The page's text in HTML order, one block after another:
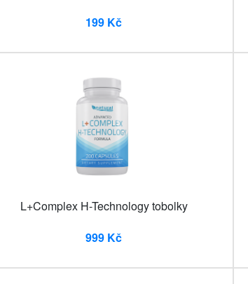
199 Kč
L+Complex H-Technology tobolky
999 Kč